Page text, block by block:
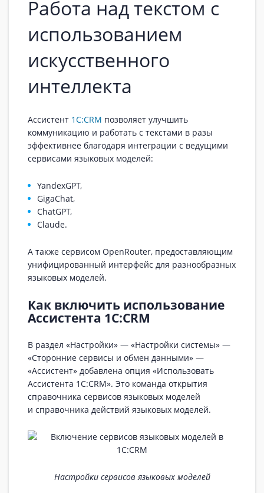
Работа над текстом с
использованием
искусственного
интеллекта
Ассистент 1С:CRM позволяет улучшить
коммуникацию и работать с текстами в разы
эффективнее благодаря интеграции с ведущими
сервисами языковых моделей:
YandexGPT,
GigaChat,
ChatGPT,
Claude.
A также сервисом OpenRouter, предоставляющим
унифицированный интерфейс для разнообразных
языковых моделей.
Как включить использование
Ассистента 1C:CRM
В раздел «Настройки» — «Настройки системы» —
«Сторонние сервисы и обмен данными» —
«Ассистент» добавлена опция «Использовать
Ассистента 1С:CRM». Это команда открытия
справочника сервисов языковых моделей
и справочника действий языковых моделей.
Настройки сервисов языковых моделей